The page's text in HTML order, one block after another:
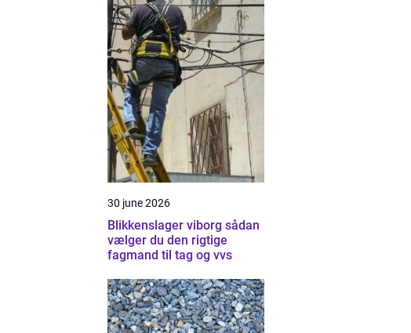
30 june 2026
Blikkenslager viborg sådan
vælger du den rigtige
fagmand til tag og vvs